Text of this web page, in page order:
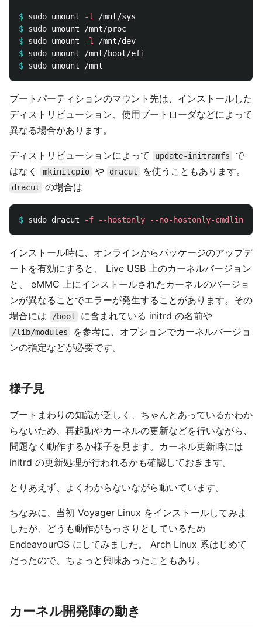
$ sudo umount -l
$ sudo
$ sudo umount -l
$ sudo
$ sudo
ブートパーティションのマウント先は、インストールした
ディストリビューション、使用ブートローダなどによって
異なる場合があります。
ディストリビューションによって update-initramfs
で
はなく
mkinitcpio や dracut を使うこともあります。
dracut の場合は
$ sudo dracut -f --hostonly --no-hostonly-cmdline
インストール時に、オンラインからパッケージのアップデ
ートを有効にすると、 Live USB 上のカーネルバージョン
と、 eMMC 上にインストールされたカーネルのバージョ
ンが異なることでエラーが発生することがあります。その
場合には
/boot に含まれている initrd の名前や
/lib/modules
を参考に、オプションでカーネルバージョ
ンの指定などが必要です。
様子見
ブートまわりの知識が乏しく、ちゃんとあっているかわか
らないため、再起動やカーネルの更新などを行いながら、
問題なく動作するか様子を見ます。カーネル更新時には
initrd の更新処理が行われるかも確認しておきます。
とりあえず、よくわからないながら動いています。
ちなみに、当初 Voyager Linux をインストールしてみま
したが、どうも動作がもっさりとしているため
EndeavourOS にしてみました。 Arch Linux 系はじめて
だったので、ちょっと興味あったこともあり。
カーネル開発陣の動き